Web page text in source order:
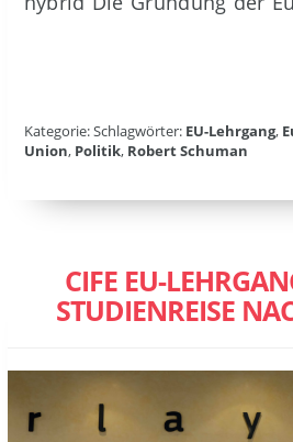
Kategorie: Schlagwörter: EU-Lehrgang,
Union, Politik, Robert Schuman
CIFE EU-
STUDIENREISE